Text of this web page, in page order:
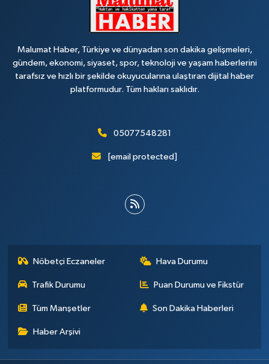
Malumat Haber, Türkiye ve dünyadan son dakika gelişmeleri,
gündem, ekonomi, siyaset, spor, teknoloji ve yaşam haberlerini
tarafsız ve hızlı bir şekilde okuyucularına ulaştıran dijital haber
platformudur. Tüm hakları saklıdır.
05077548281
[email protected]
Nöbetçi Eczaneler Hava Durumu
Trafik Durumu Puan Durumu ve Fikstür
Tüm Manşetler Son Dakika Haberleri
Haber Arşivi